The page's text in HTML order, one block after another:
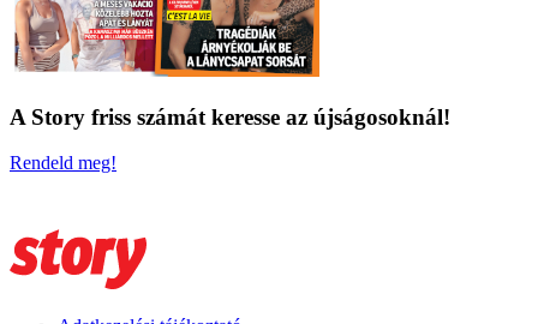
A Story friss számát keresse az újságosoknál!
Rendeld meg!